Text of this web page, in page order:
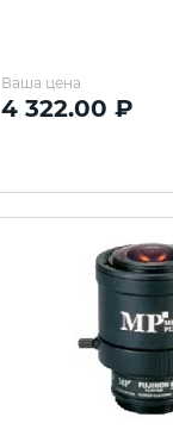
Ваша цена
4 322.00 ₽